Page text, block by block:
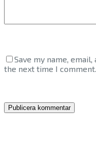
Save my name,
the next time I comment.
Publicera kommentar